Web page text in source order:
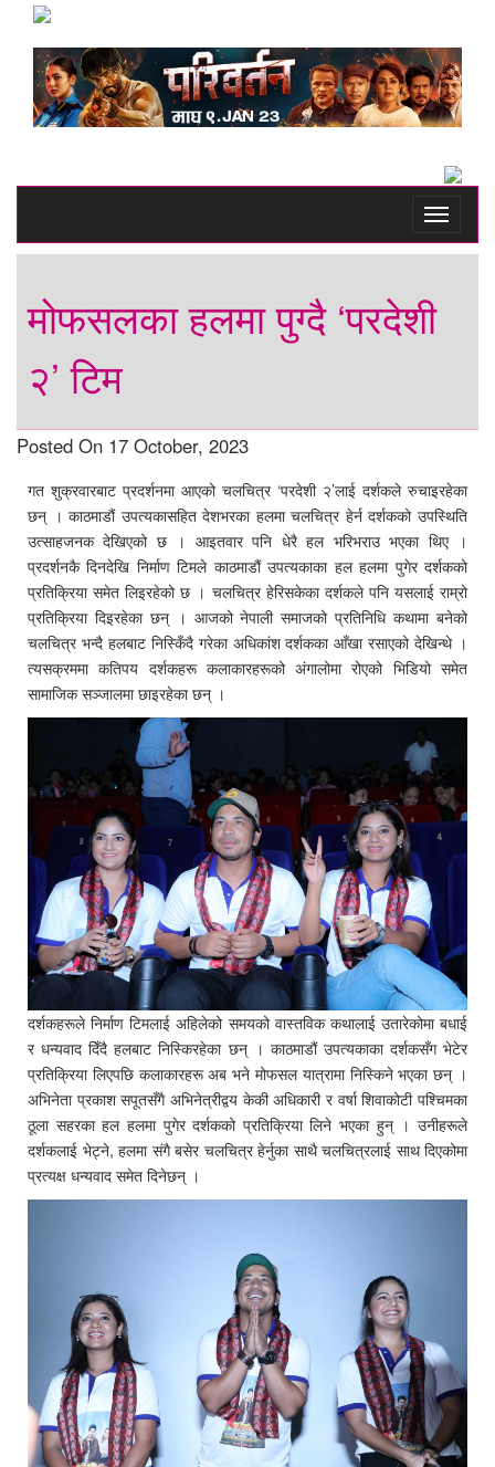
Toggle
मोफसलका हलमा पुग्दै ‘परदेशी
२’ टिम
Posted On 17 October, 2023
गत शुक्रवारबाट प्रदर्शनमा आएको चलचित्र ‘परदेशी २’लाई दर्शकले रुचाइरहेका
छन् । काठमाडौं उपत्यकासहित देशभरका हलमा चलचित्र हेर्न दर्शकको उपस्थिति
उत्साहजनक देखिएको छ । आइतवार पनि धेरै हल भरिभराउ भएका थिए ।
प्रदर्शनकै दिनदेखि निर्माण टिमले काठमाडौं उपत्यकाका हल हलमा पुगेर दर्शकको
प्रतिक्रिया समेत लिइरहेको छ । चलचित्र हेरिसकेका दर्शकले पनि यसलाई राम्रो
प्रतिक्रिया दिइरहेका छन् । आजको नेपाली समाजको प्रतिनिधि कथामा बनेको
चलचित्र भन्दै हलबाट निस्किँदै गरेका अधिकांश दर्शकका आँखा रसाएको देखिन्थे ।
त्यसक्रममा कतिपय दर्शकहरू कलाकारहरूको अंगालोमा रोएको भिडियो समेत
सामाजिक सञ्जालमा छाइरहेका छन् ।
दर्शकहरूले निर्माण टिमलाई अहिलेको समयको वास्तविक कथालाई उतारेकोमा बधाई
र धन्यवाद दिँदै हलबाट निस्किरहेका छन् । काठमाडौं उपत्यकाका दर्शकसँग भेटेर
प्रतिक्रिया लिएपछि कलाकारहरू अब भने मोफसल यात्रामा निस्किने भएका छन् ।
अभिनेता प्रकाश सपूतसँगै अभिनेत्रीद्वय केकी अधिकारी र वर्षा शिवाकोटी पश्चिमका
ठूला सहरका हल हलमा पुगेर दर्शकको प्रतिक्रिया लिने भएका हुन् । उनीहरूले
दर्शकलाई भेट्ने, हलमा संगै बसेर चलचित्र हेर्नुका साथै चलचित्रलाई साथ दिएकोमा
प्रत्यक्ष धन्यवाद समेत दिनेछन् ।